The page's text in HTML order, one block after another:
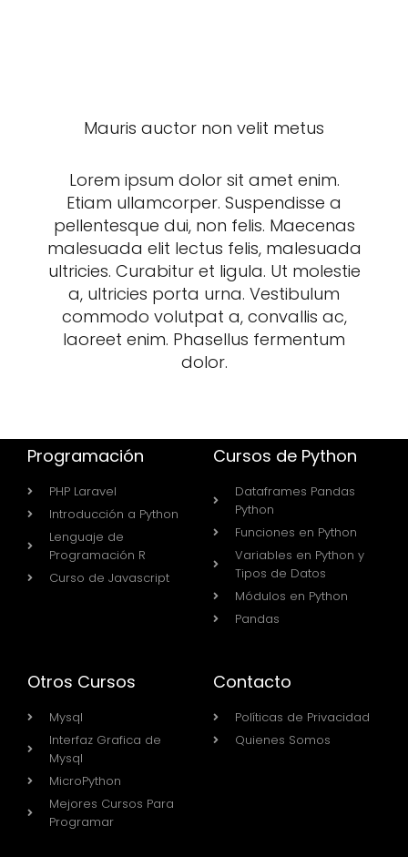
Mauris auctor non velit metus
Lorem ipsum dolor sit amet enim.
Etiam ullamcorper. Suspendisse a
pellentesque dui, non felis. Maecenas
malesuada elit lectus felis, malesuada
ultricies. Curabitur et ligula. Ut molestie
a, ultricies porta urna. Vestibulum
commodo volutpat a, convallis ac,
laoreet enim. Phasellus fermentum
dolor.
Programación
PHP Laravel
Introducción a Python
Lenguaje de
Programación R
Curso de Javascript
Cursos de Python
Dataframes Pandas
Python
Funciones en Python
Variables en Python y
Tipos de Datos
Módulos en Python
Pandas
Otros Cursos
Mysql
Interfaz Grafica de
Mysql
MicroPython
Mejores Cursos Para
Programar
Contacto
Políticas de Privacidad
Quienes Somos